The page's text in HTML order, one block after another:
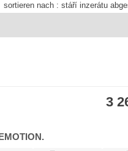
sortieren nach : stáří inzerátu
3